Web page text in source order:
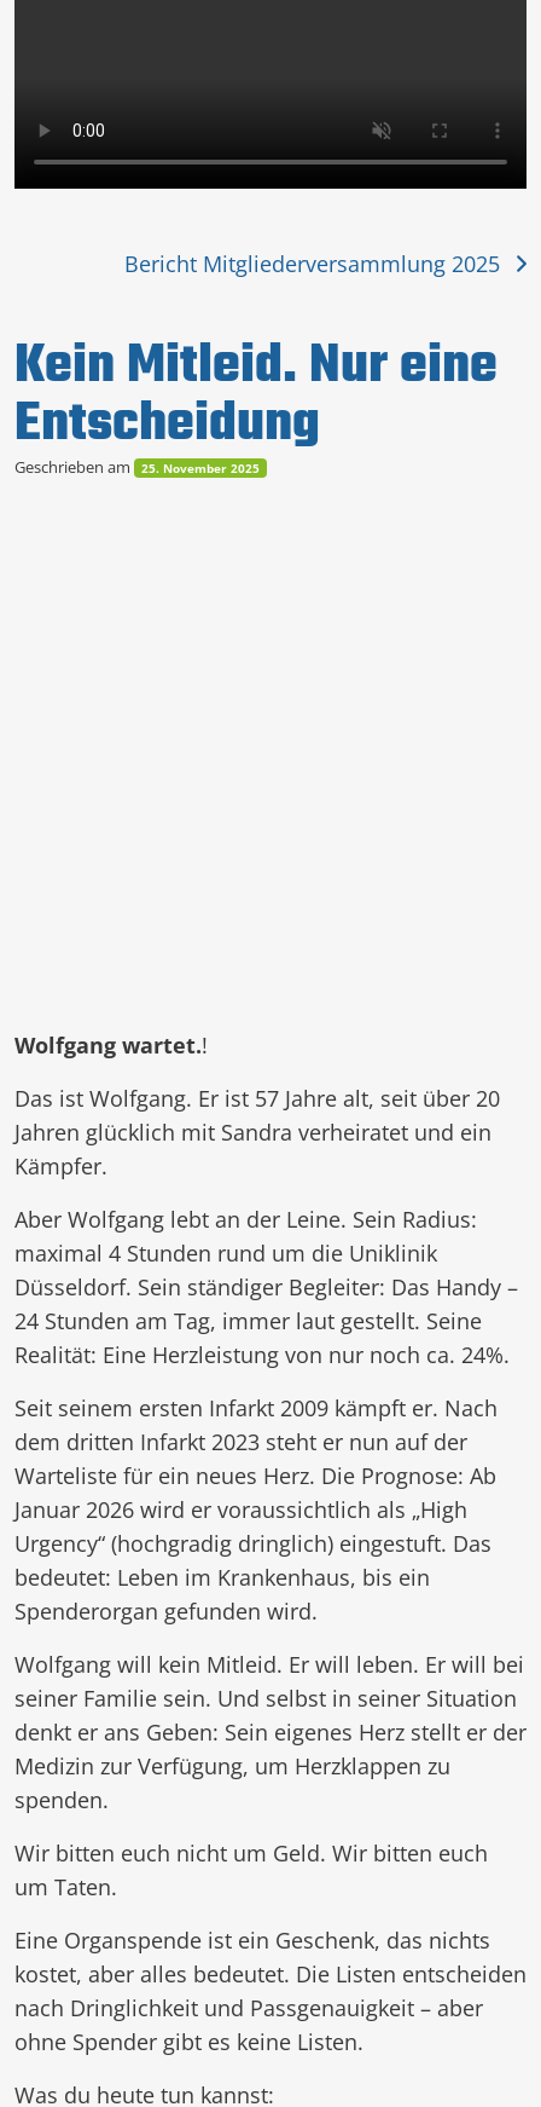
Bericht Mitgliederversammlung 2025
Kein Mitleid. Nur eine
Entscheidung
Geschrieben am 25. November 2025
Wolfgang wartet.!
Das ist Wolfgang. Er ist 57 Jahre alt, seit über 20
Jahren glücklich mit Sandra verheiratet und ein
Kämpfer.
Aber Wolfgang lebt an der Leine. Sein Radius:
maximal 4 Stunden rund um die Uniklinik
Düsseldorf. Sein ständiger Begleiter: Das Handy –
24 Stunden am Tag, immer laut gestellt. Seine
Realität: Eine Herzleistung von nur noch ca. 24%.
Seit seinem ersten Infarkt 2009 kämpft er. Nach
dem dritten Infarkt 2023 steht er nun auf der
Warteliste für ein neues Herz. Die Prognose: Ab
Januar 2026 wird er voraussichtlich als „High
Urgency“ (hochgradig dringlich) eingestuft. Das
bedeutet: Leben im Krankenhaus, bis ein
Spenderorgan gefunden wird.
Wolfgang will kein Mitleid. Er will leben. Er will bei
seiner Familie sein. Und selbst in seiner Situation
denkt er ans Geben: Sein eigenes Herz stellt er der
Medizin zur Verfügung, um Herzklappen zu
spenden.
Wir bitten euch nicht um Geld. Wir bitten euch
um Taten.
Eine Organspende ist ein Geschenk, das nichts
kostet, aber alles bedeutet. Die Listen entscheiden
nach Dringlichkeit und Passgenauigkeit – aber
ohne Spender gibt es keine Listen.
Was du heute tun kannst: